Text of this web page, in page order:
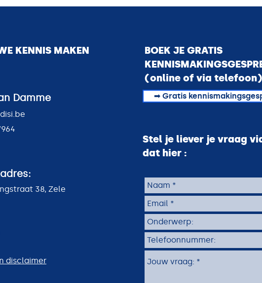
Ja,
vanaf 1 november
Van Damme
1:
Opdorp
disclaimer
JE VRAAG VIA MAIL
KENNIS MAKEN
Damme
38, Zele
disclaimer
BOEK JE GRATIS
(online of via telefoon)
➡ Gratis
Stel je liever je vraag
dat hier :